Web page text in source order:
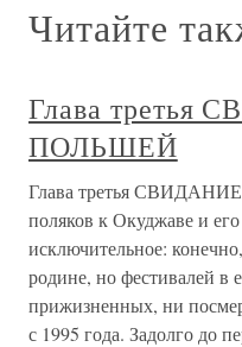
Читайте
Глава третья
ПОЛЬШЕЙ
Глава третья
поляков к Окуджаве и
исключительное:
родине, но фестивалей в
прижизненных, ни
с 1995 года. Задолго до